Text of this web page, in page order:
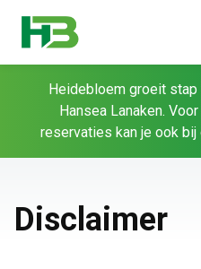
Heidebloem groeit
Hansea Lanaken.
reservaties kan je ook
Disclaimer